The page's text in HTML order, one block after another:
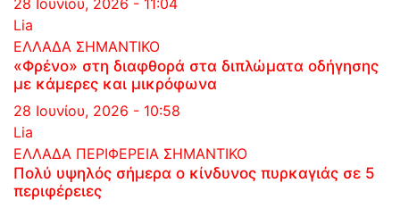
28 Ιουνίου, 2026 - 11:04
Lia
ΕΛΛΑΔΑ ΣΗΜΑΝΤΙΚΟ
«Φρένο» στη διαφθορά στα διπλώματα οδήγησης
με κάμερες και μικρόφωνα
28 Ιουνίου, 2026 - 10:58
Lia
ΕΛΛΑΔΑ ΠΕΡΙΦΕΡΕΙΑ ΣΗΜΑΝΤΙΚΟ
Πολύ υψηλός σήμερα ο κίνδυνος πυρκαγιάς σε 5
περιφέρειες